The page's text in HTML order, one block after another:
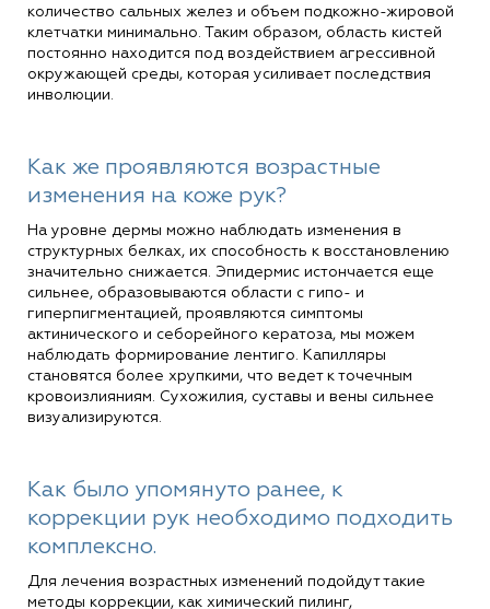
количество сальных желез и объем подкожно-жировой
клетчатки минимально. Таким образом, область кистей
постоянно находится под воздействием агрессивной
окружающей среды, которая усиливает последствия
инволюции.
Как же проявляются возрастные
изменения на коже рук?
На уровне дермы можно наблюдать изменения в
структурных белках, их способность к восстановлению
значительно снижается. Эпидермис истончается еще
сильнее, образовываются области с гипо- и
гиперпигментацией, проявляются симптомы
актинического и себорейного кератоза, мы можем
наблюдать формирование лентиго. Капилляры
становятся более хрупкими, что ведет к точечным
кровоизлияниям. Сухожилия, суставы и вены сильнее
визуализируются.
Как было упомянуто ранее, к
коррекции рук необходимо подходить
комплексно.
Для лечения возрастных изменений подойдут такие
методы коррекции, как химический пилинг,